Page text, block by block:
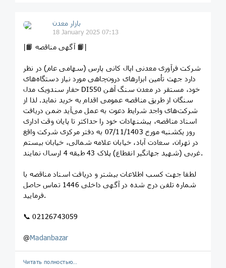
بازار معدن
18 January 2025 07:13
|📙 آگهی مناقصه 📙|
شرکت فرآوری معدنی اپال کانی پارس (سهامی عام) در نظر
دارد جهت تأمین ابزارهای درون‌چاهی مورد نیاز دستگاه‌های
حفار سندویک مدل DI550 خود، مستقر در معدن سنگ آهن
سنگان از طریق مناقصه عمومی اقدام به خرید نماید. لذا از
شرکت‌های واجد شرایط دعوت به عمل می‌آید ضمن دریافت
اسناد مناقصه، پیشنهادات خود را حداکثر تا پایان وقت اداری
روز یکشنبه مورخ 07/11/1403 به دفتر مرکزی شرکت واقع
در تهران، سعادت آباد، خیابان علامه شمالی، خیابان بیستم
غربی (شهید جهانگیر انقطاع) پلاک 43 طبقه 4 ارسال نمایند.
لطفا جهت کسب اطلاعات بیشتر و دریافت اسناد مناقصه با
شماره تلفن درج شده در آگهی داخلی 1446 تماس حاصل
فرمایید.
📞 02126743059
@Madanbazar
Читать полностью…